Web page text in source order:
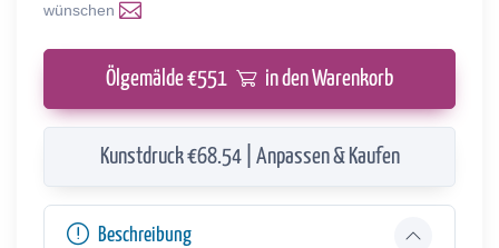
wünschen
Ölgemälde €551 in den Warenkorb
Kunstdruck €68.54 | Anpassen & Kaufen
Beschreibung